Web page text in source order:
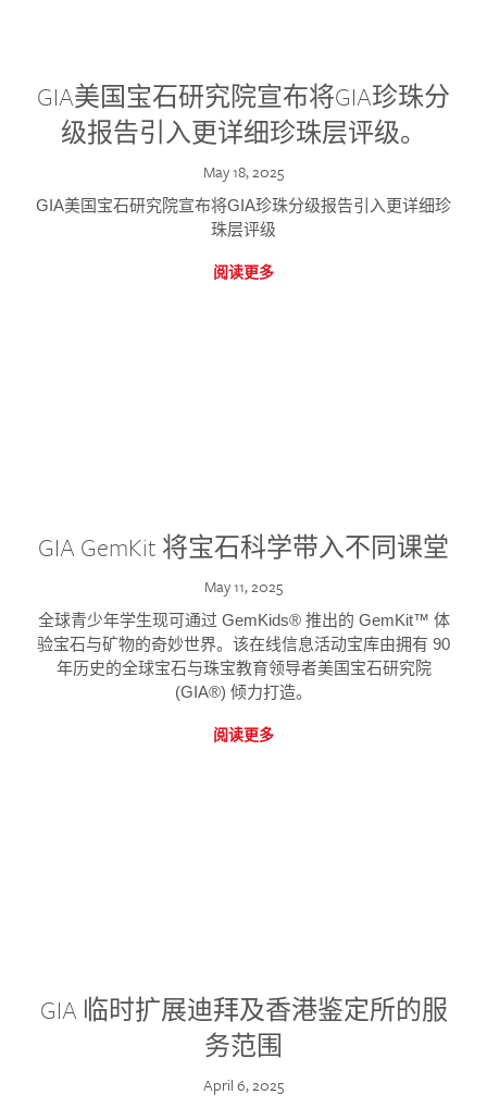
GIA美国宝石研究院宣布将GIA珍珠分
级报告引入更详细珍珠层评级。
May 18, 2025
GIA美国宝石研究院宣布将GIA珍珠分级报告引入更详细珍
珠层评级
阅读更多
GIA GemKit 将宝石科学带入不同课堂
May 11, 2025
全球青少年学生现可通过 GemKids® 推出的 GemKit™ 体
验宝石与矿物的奇妙世界。该在线信息活动宝库由拥有 90
年历史的全球宝石与珠宝教育领导者美国宝石研究院
(GIA®) 倾力打造。
阅读更多
GIA 临时扩展迪拜及香港鉴定所的服
务范围
April 6, 2025